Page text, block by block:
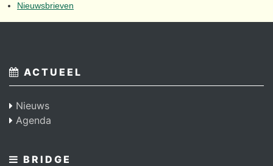
Nieuwsbrieven
ACTUEEL
Nieuws
Agenda
BRIDGE